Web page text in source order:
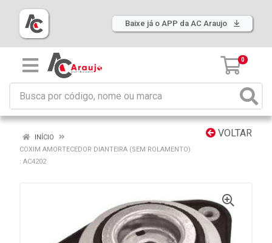
Baixe já o APP da AC Araujo
0
VOLTAR
INÍCIO
COXIM AMORTECEDOR DIANTEIRA (SEM ROLAMENTO)
: AC4202